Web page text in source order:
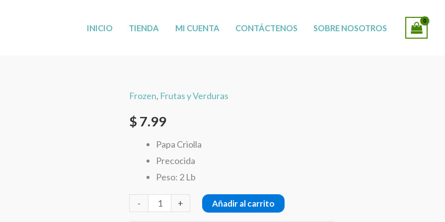
INICIO TIENDA MI CUENTA CONTÁCTENOS SOBRE NOSOTROS
Frozen, Frutas y Verduras
$ 7.99
Papa Criolla
Precocida
Peso: 2 Lb
-
Papa
Criolla
Deli
Food
cantidad
+ Añadir al carrito
SUCURSALES